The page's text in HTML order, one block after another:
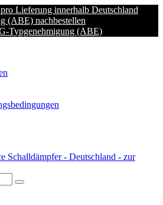
Lieferung innerhalb Deutschland
(ABE) nachbestellen
Typgenehmigung (ABE)